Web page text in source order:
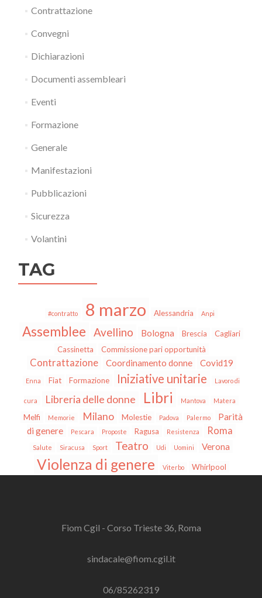
Contrattazione
Convegni
Dichiarazioni
Documenti assembleari
Eventi
Formazione
Generale
Manifestazioni
Pubblicazioni
Sicurezza
Volantini
TAG
#contratto 8 marzo Alessandria Anpi
Assemblee Avellino Bologna Brescia
Cagliari
Cassinetta
Commissione pari opportunità
Contrattazione Coordinamento donne Covid19
Enna Fiat Formazione Iniziative unitarie Lavoro di
cura Libreria delle donne Libri Mantova Matera
Melfi Memorie Milano Molestie Padova Palermo
Parità
di genere
Pescara Proposte Ragusa Resistenza Roma
Salute Siracusa Sport Teatro Udi Uomini Verona
Violenza di genere Viterbo Whirlpool
Fiom Cgil - Corso Trieste 36, Roma
sindacale@fiom.cgil.it
06/85262319